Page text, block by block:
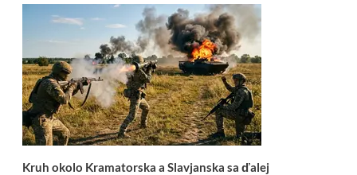
Kruh okolo Kramatorska a Slavjanska sa ďalej